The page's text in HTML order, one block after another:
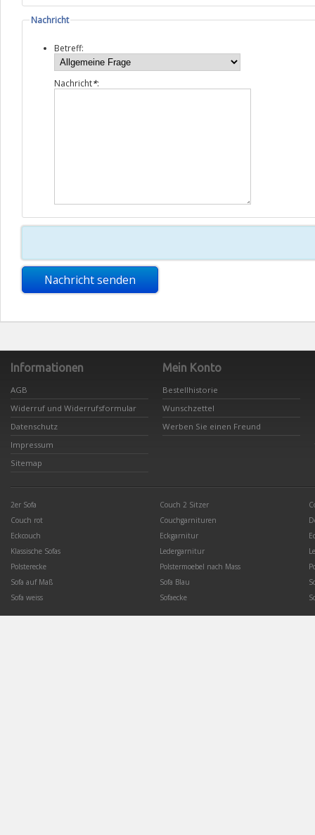
Nachricht
Betreff:
Nachricht*:
Nachricht senden
Informationen
AGB
Widerruf und Widerrufsformular
Datenschutz
Impressum
Sitemap
Mein Konto
Bestellhistorie
Wunschzettel
Werben Sie einen Freund
2er Sofa Couch 2 Sitzer
Couch rot
Couchgarnituren
Eckcouch
Eckgarnitur
Klassische Sofas
Ledergarnitur
Polsterecke
Polstermoebel nach Mass
Sofa auf Maß
Sofa Blau
Sofa weiss
Sofaecke